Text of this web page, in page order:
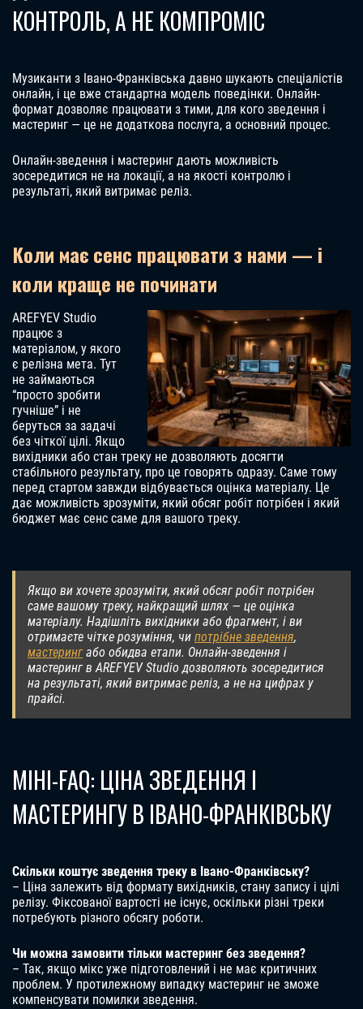
КОНТРОЛЬ, А НЕ КОМПРОМІС
Музиканти з Івано-Франківська давно шукають спеціалістів
онлайн, і це вже стандартна модель поведінки. Онлайн-
формат дозволяє працювати з тими, для кого зведення і
мастеринг — це не додаткова послуга, а основний процес.
Онлайн-зведення і мастеринг дають можливість
зосередитися не на локації, а на якості контролю і
результаті, який витримає реліз.
Коли має сенс працювати з нами — і
коли краще не починати
AREFYEV Studio
працює з
матеріалом, у якого
є релізна мета. Тут
не займаються
“просто зробити
гучніше” і не
беруться за задачі
без чіткої цілі. Якщо
вихідники або стан треку не дозволяють досягти
стабільного результату, про це говорять одразу. Саме тому
перед стартом завжди відбувається оцінка матеріалу. Це
дає можливість зрозуміти, який обсяг робіт потрібен і який
бюджет має сенс саме для вашого треку.
Якщо ви хочете зрозуміти, який обсяг робіт потрібен
саме вашому треку, найкращий шлях — це оцінка
матеріалу. Надішліть вихідники або фрагмент, і ви
отримаєте чітке розуміння, чи потрібне зведення,
мастеринг або обидва етапи. Онлайн-зведення і
мастеринг в AREFYEV Studio дозволяють зосередитися
на результаті, який витримає реліз, а не на цифрах у
прайсі.
МІНІ-FAQ: ЦІНА ЗВЕДЕННЯ І
МАСТЕРИНГУ В ІВАНО-ФРАНКІВСЬКУ
Скільки коштує зведення треку в Івано-Франківську?
– Ціна залежить від формату вихідників, стану запису і цілі
релізу. Фіксованої вартості не існує, оскільки різні треки
потребують різного обсягу роботи.
Чи можна замовити тільки мастеринг без зведення?
– Так, якщо мікс уже підготовлений і не має критичних
проблем. У протилежному випадку мастеринг не зможе
компенсувати помилки зведення.